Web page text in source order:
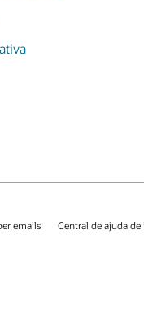
emails Central de ajuda